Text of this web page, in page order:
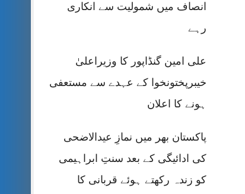
انصاف میں شمولیت سے انکاری
رہے
علی امین گنڈاپور کا وزیراعلیٰ
خیبرپختونخوا کے عہدے سے مستعفی
ہونے کا اعلان
پاکستان بھر میں نمازِ عیدالاضحی
کی ادائیگی کے بعد سنتِ ابراہیمی
کو زندہ رکھتے ہوئے قربانی کا